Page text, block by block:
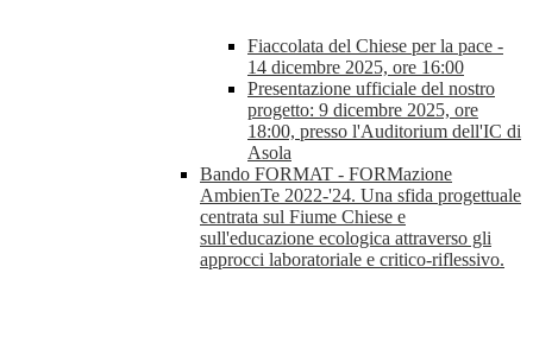
Fiaccolata del Chiese per la pace -
14 dicembre 2025, ore 16:00
Presentazione ufficiale del nostro
progetto: 9 dicembre 2025, ore
18:00, presso l'Auditorium dell'IC di
Asola
Bando FORMAT - FORMazione
AmbienTe 2022-'24. Una sfida progettuale
centrata sul Fiume Chiese e
sull'educazione ecologica attraverso gli
approcci laboratoriale e critico-riflessivo.